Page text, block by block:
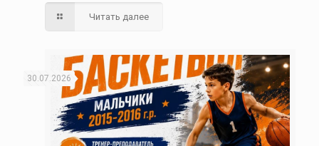
Читать далее
30.07.2026